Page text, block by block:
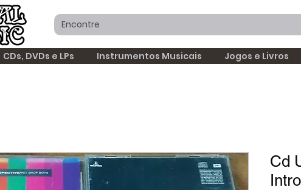
CDs, DVDs e LPs Instrumentos Musicais Jogos e Livros
Cd